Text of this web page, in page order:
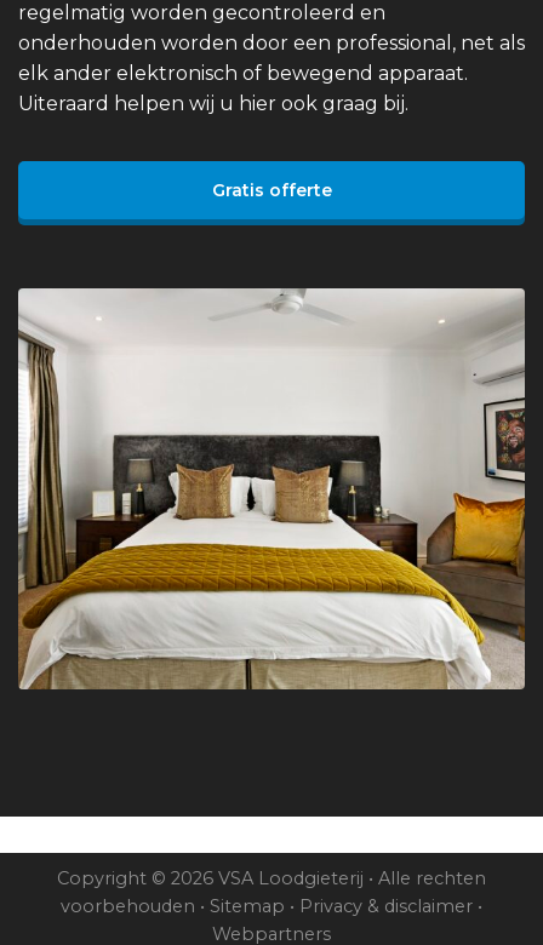
regelmatig worden gecontroleerd en
onderhouden worden door een professional, net als
elk ander elektronisch of bewegend apparaat.
Uiteraard helpen wij u hier ook graag bij.
Gratis offerte
Copyright © 2026 VSA Loodgieterij • Alle rechten
voorbehouden • Sitemap • Privacy & disclaimer •
Webpartners